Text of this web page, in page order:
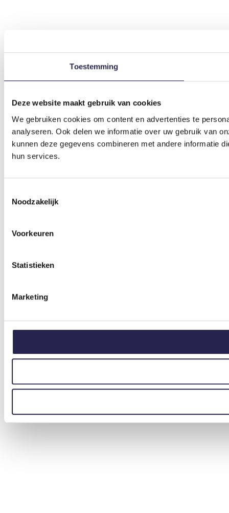
Toestemming
Deze website maakt gebruik van cookies
We gebruiken cookies om content en advertenties te
analyseren. Ook delen we informatie over uw gebruik van
kunnen deze gegevens combineren met andere informatie
hun services.
Noodzakelijk
Voorkeuren
Statistieken
Marketing